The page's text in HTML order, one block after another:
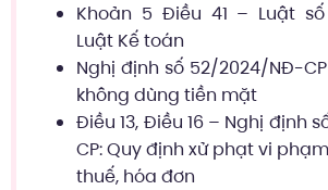
Khoản 5 Điều 41 – Luật số
Luật Kế toán
Nghị định số 52/2024/NĐ-
không dùng tiền mặt
Điều 13, Điều 16 – Nghị định
CP: Quy định xử phạt vi
thuế, hóa đơn